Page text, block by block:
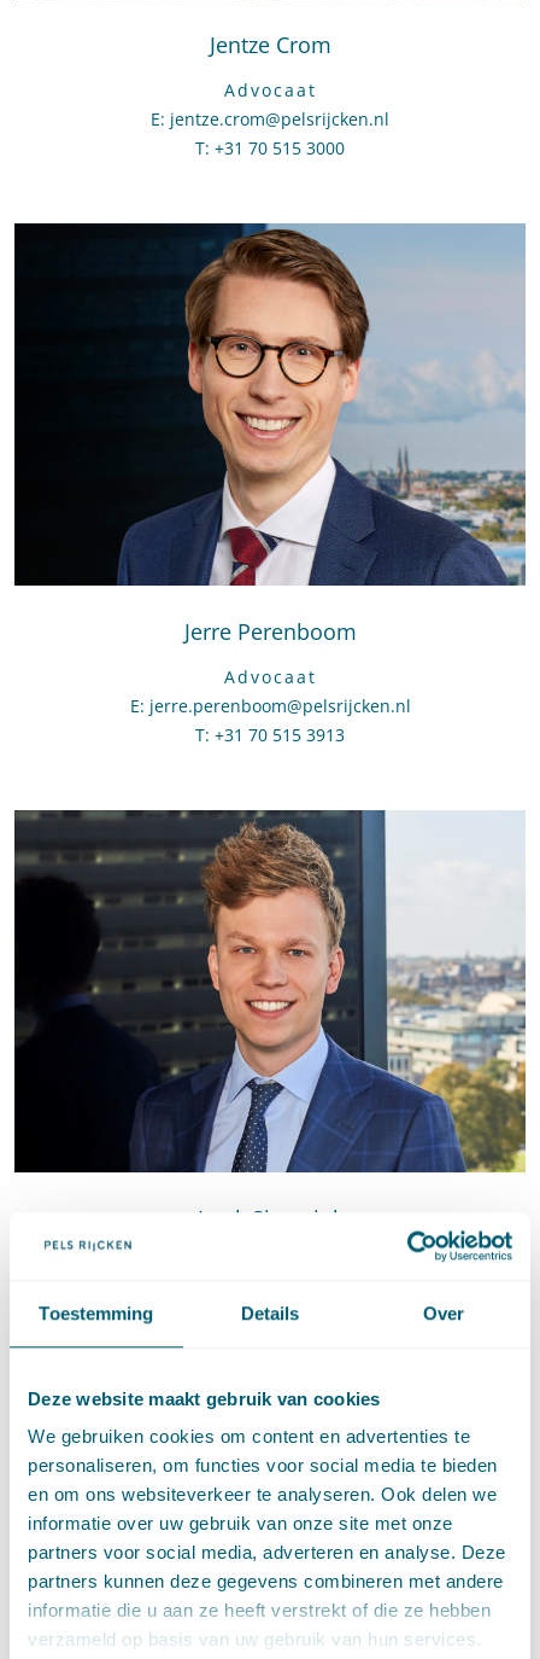
Toestemming Details Over
Deze website maakt gebruik van cookies
We gebruiken cookies om content en advertenties te
personaliseren, om functies voor social media te bieden
en om ons websiteverkeer te analyseren. Ook delen we
informatie over uw gebruik van onze site met onze
partners voor social media, adverteren en analyse. Deze
partners kunnen deze gegevens combineren met andere
informatie die u aan ze heeft verstrekt of die ze hebben
verzameld op basis van uw gebruik van hun services.
Jentze Crom
Advocaat
E: Stuur een e-mail naar Jentze Crom
jentze.crom@pelsrijcken.nl
T: Bel naar Jentze Crom
+31 70 515 3000
Jerre Perenboom
Advocaat
E: Stuur een e-mail naar Jerre Perenboom
jerre.perenboom@pelsrijcken.nl
T: Bel naar Jerre Perenboom
+31 70 515 3913
Luuk Sieverink
Bel naar Luuk Sieverink
+31 70 515 3914